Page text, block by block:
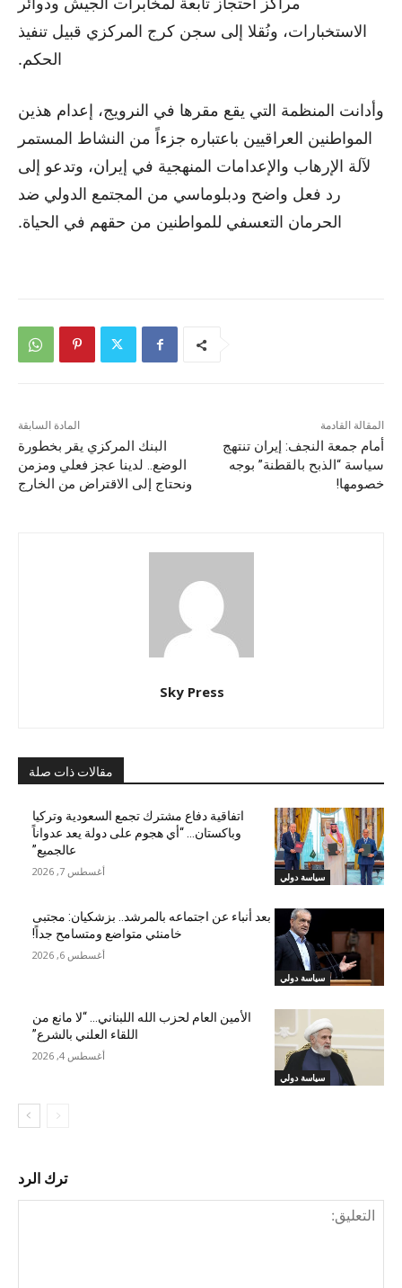
الاستخبارات، ونُقلا إلى سجن كرج المركزي قبيل تنفيذ
الحكم.
وأدانت المنظمة التي يقع مقرها في النرويج، إعدام هذين
المواطنين العراقيين باعتباره جزءاً من النشاط المستمر
لآلة الإرهاب والإعدامات المنهجية في إيران، وتدعو إلى
رد فعل واضح ودبلوماسي من المجتمع الدولي ضد
الحرمان التعسفي للمواطنين من حقهم في الحياة.
المادة السابقة
البنك المركزي يقر بخطورة
الوضع.. لدينا عجز فعلي ومزمن
ونحتاج إلى الاقتراض من الخارج
المقالة القادمة
أمام جمعة النجف: إيران تنتهج
سياسة “الذبح بالقطنة” بوجه
خصومها!
Sky Press
مقالات ذات صلة
سياسة دولي
اتفاقية دفاع مشترك تجمع السعودية وتركيا
وباكستان… “أي هجوم على دولة يعد عدواناً
عالجميع”
أغسطس 7, 2026
سياسة دولي
بعد أنباء عن اجتماعه بالمرشد.. بزشكيان: مجتبى
خامنئي متواضع ومتسامح جداً!
أغسطس 6, 2026
سياسة دولي
الأمين العام لحزب الله اللبناني… “لا مانع من
اللقاء العلني بالشرع”
أغسطس 4, 2026
ترك الرد